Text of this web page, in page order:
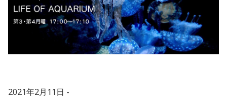
2021年2月11日